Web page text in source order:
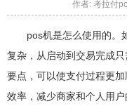
作者: 考拉付
pos机是怎么使用的。
复杂，从启动到交易完成
要点，可以使支付过程更
效率，减少商家和个人用户